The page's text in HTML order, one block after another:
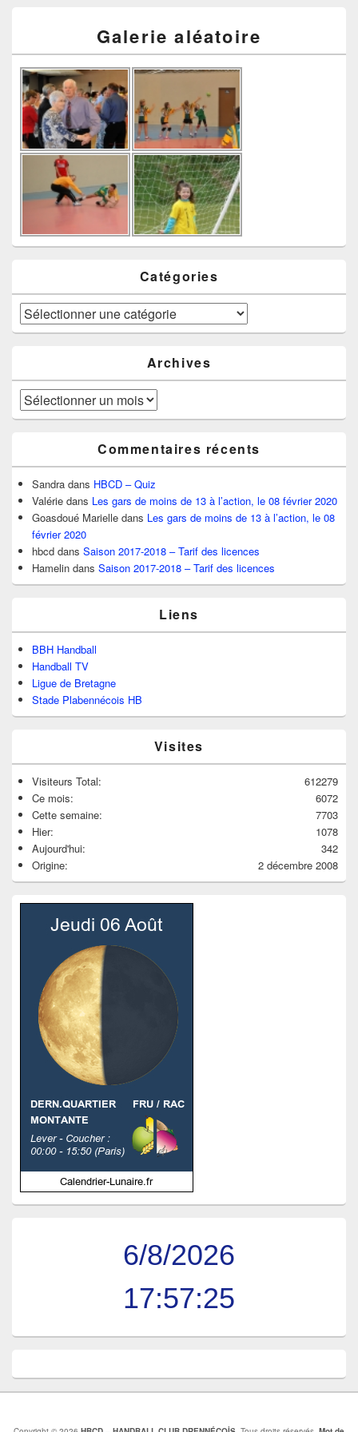
Galerie aléatoire
Catégories
Catégories
Archives
Archives
Commentaires récents
Sandra dans HBCD – Quiz
Valérie dans Les gars de moins de 13 à l’action, le 08 février 2020
Goasdoué Marielle dans Les gars de moins de 13 à l’action, le 08
février 2020
hbcd dans Saison 2017-2018 – Tarif des licences
Hamelin dans Saison 2017-2018 – Tarif des licences
Liens
BBH Handball
Handball TV
Ligue de Bretagne
Stade Plabennécois HB
Visites
612279
Visiteurs Total:
6072
Ce mois:
7703
Cette semaine:
1078
Hier:
342
Aujourd'hui:
2 décembre 2008
Origine:
6/8/2026
17:57:26